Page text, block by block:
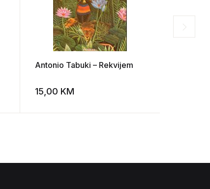
Add to wishlist
Antonio Tabuki – Rekvijem
15,00 KM